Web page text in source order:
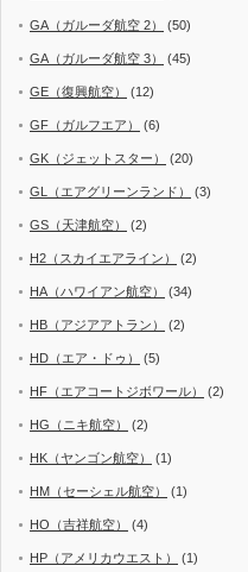
GA（ガルーダ航空 2） (50)
GA（ガルーダ航空 3） (45)
GE（復興航空） (12)
GF（ガルフエア） (6)
GK（ジェットスター） (20)
GL（エアグリーンランド） (3)
GS（天津航空） (2)
H2（スカイエアライン） (2)
HA（ハワイアン航空） (34)
HB（アジアアトラン） (2)
HD（エア・ドゥ） (5)
HF（エアコートジボワール） (2)
HG（ニキ航空） (2)
HK（ヤンゴン航空） (1)
HM（セーシェル航空） (1)
HO（吉祥航空） (4)
HP（アメリカウエスト） (1)